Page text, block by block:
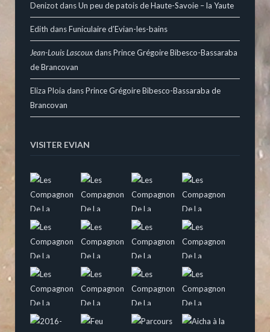
DenizotdansUn peu de patois de Haute-Savoie – la Yaute
Edith dansFuniculaire d’Evian-les-bains
Jean-Louis LascouxdansPrince Grégoire Bibesco-Bassaraba
de Brancovan
Eliza Ploia dansPrince Grégoire Bibesco-Bassaraba de
Brancovan
VISITER EVIAN